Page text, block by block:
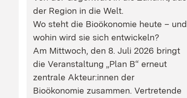
der Region in die Welt.
Wo steht die Bioökonomie heute – und
wohin wird sie sich entwickeln?
Am Mittwoch, den 8. Juli 2026 bringt
die Veranstaltung „Plan B“ erneut
zentrale Akteur:innen der
Bioökonomie zusammen. Vertretende